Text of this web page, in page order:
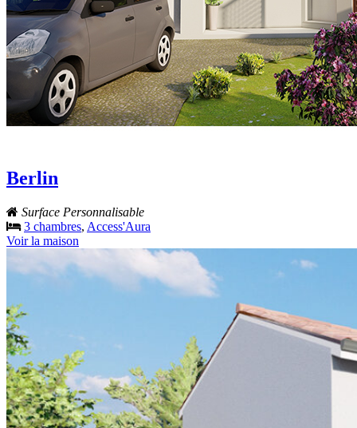
Berlin
Surface Personnalisable
3 chambres, Access'Aura
Voir la maison